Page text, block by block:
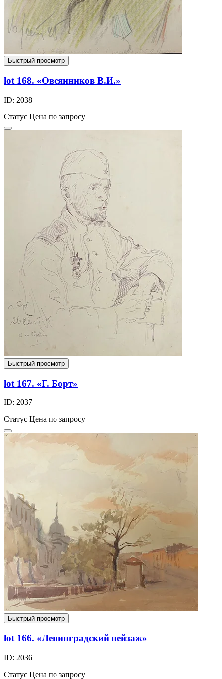
Быстрый просмотр
lot 168. «Овсянников В.И.»
ID: 2038
Статус Цена по запросу
Быстрый просмотр
lot 167. «Г. Борт»
ID: 2037
Статус Цена по запросу
Быстрый просмотр
lot 166. «Ленинградский пейзаж»
ID: 2036
Статус Цена по запросу